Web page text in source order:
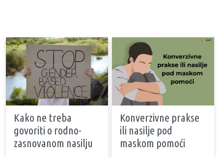
Kako ne treba
govoriti o rodno-
zasnovanom nasilju
Konverzivne prakse
ili nasilje pod
maskom pomoći